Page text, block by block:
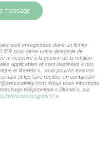
message
sont enregistrées dans un fichier
pour gérer votre demande de
nécessaire à la gestion de la relation
applicables et sont destinées à nos
et libertés », vous pouvez exercer
et les faire rectifier en contactant
Nous vous informons
téléphonique « Bloctel », sur
www.bloctel.gouv.fr/»